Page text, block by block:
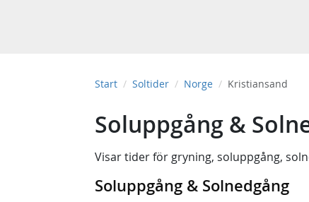
Start Soltider Norge Kristiansand
Soluppgång &
Visar tider för gryning, soluppgång,
Soluppgång & Solnedgång